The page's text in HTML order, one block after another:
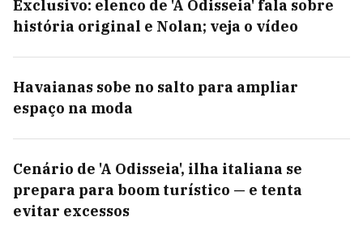
Exclusivo: elenco de 'A Odisseia' fala sobre
história original e Nolan; veja o vídeo
Havaianas sobe no salto para ampliar
espaço na moda
Cenário de 'A Odisseia', ilha italiana se
prepara para boom turístico — e tenta
evitar excessos